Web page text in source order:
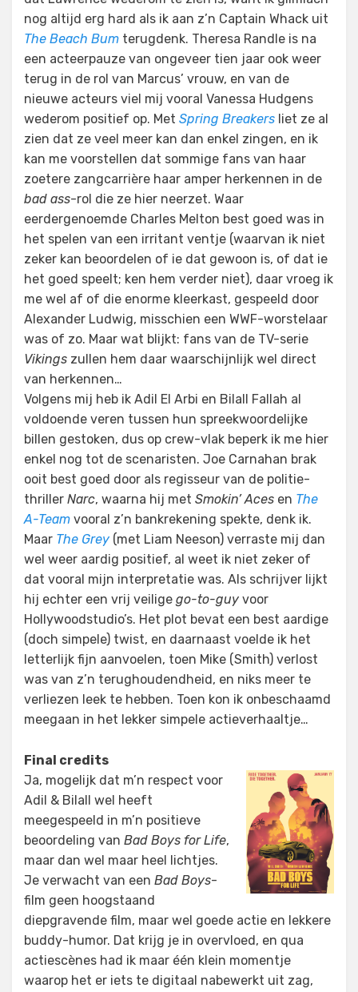
nog altijd erg hard als ik aan z’n Captain Whack uit
The Beach Bum terugdenk. Theresa Randle is na
een acteerpauze van ongeveer tien jaar ook weer
terug in de rol van Marcus’ vrouw, en van de
nieuwe acteurs viel mij vooral Vanessa Hudgens
wederom positief op. Met Spring Breakers liet ze al
zien dat ze veel meer kan dan enkel zingen, en ik
kan me voorstellen dat sommige fans van haar
zoetere zangcarrière haar amper herkennen in de
bad ass-rol die ze hier neerzet. Waar
eerdergenoemde Charles Melton best goed was in
het spelen van een irritant ventje (waarvan ik niet
zeker kan beoordelen of ie dat gewoon is, of dat ie
het goed speelt; ken hem verder niet), daar vroeg ik
me wel af of die enorme kleerkast, gespeeld door
Alexander Ludwig, misschien een WWF-worstelaar
was of zo. Maar wat blijkt: fans van de TV-serie
Vikings zullen hem daar waarschijnlijk wel direct
van herkennen…
Volgens mij heb ik Adil El Arbi en Bilall Fallah al
voldoende veren tussen hun spreekwoordelijke
billen gestoken, dus op crew-vlak beperk ik me hier
enkel nog tot de scenaristen. Joe Carnahan brak
ooit best goed door als regisseur van de politie-
thriller Narc, waarna hij met Smokin’ Aces en The
A-Team vooral z’n bankrekening spekte, denk ik.
Maar The Grey (met Liam Neeson) verraste mij dan
wel weer aardig positief, al weet ik niet zeker of
dat vooral mijn interpretatie was. Als schrijver lijkt
hij echter een vrij veilige go-to-guy voor
Hollywoodstudio’s. Het plot bevat een best aardige
(doch simpele) twist, en daarnaast voelde ik het
letterlijk fijn aanvoelen, toen Mike (Smith) verlost
was van z’n terughoudendheid, en niks meer te
verliezen leek te hebben. Toen kon ik onbeschaamd
meegaan in het lekker simpele actieverhaaltje…
Final credits
Ja, mogelijk dat m’n respect voor
Adil & Bilall wel heeft
meegespeeld in m’n positieve
beoordeling van Bad Boys for Life,
maar dan wel maar heel lichtjes.
Je verwacht van een Bad Boys-
film geen hoogstaand
diepgravende film, maar wel goede actie en lekkere
buddy-humor. Dat krijg je in overvloed, en qua
actiescènes had ik maar één klein momentje
waarop het er iets te digitaal nabewerkt uit zag,